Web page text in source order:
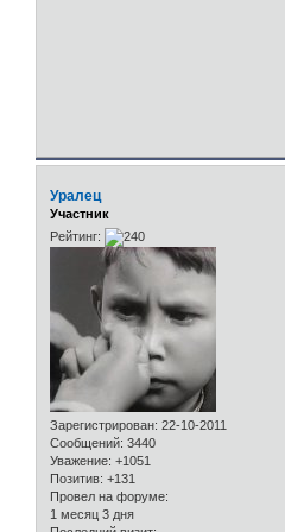
Уралец
Участник
Рейтинг:
Зарегистрирован: 22-10-2011
Сообщений: 3440
Уважение: +1051
Позитив: +131
Провел на форуме:
1 месяц 3 дня